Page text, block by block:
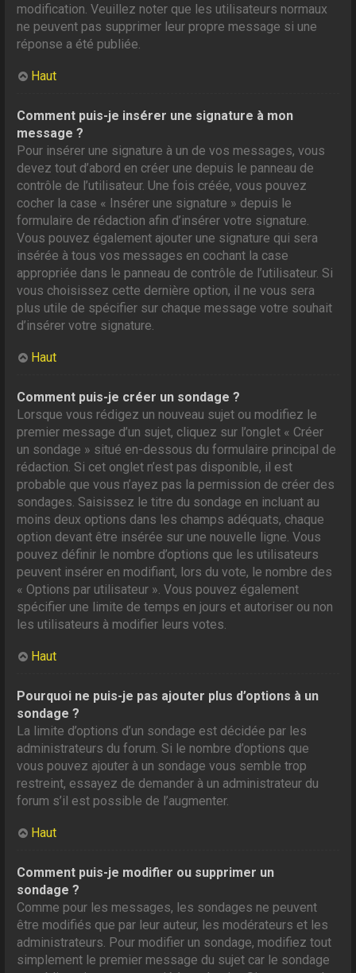
modification. Veuillez noter que les utilisateurs normaux
ne peuvent pas supprimer leur propre message si une
réponse a été publiée.
Haut
Comment puis-je insérer une signature à mon
message ?
Pour insérer une signature à un de vos messages, vous
devez tout d’abord en créer une depuis le panneau de
contrôle de l’utilisateur. Une fois créée, vous pouvez
cocher la case « Insérer une signature » depuis le
formulaire de rédaction afin d’insérer votre signature.
Vous pouvez également ajouter une signature qui sera
insérée à tous vos messages en cochant la case
appropriée dans le panneau de contrôle de l’utilisateur. Si
vous choisissez cette dernière option, il ne vous sera
plus utile de spécifier sur chaque message votre souhait
d’insérer votre signature.
Haut
Comment puis-je créer un sondage ?
Lorsque vous rédigez un nouveau sujet ou modifiez le
premier message d’un sujet, cliquez sur l’onglet « Créer
un sondage » situé en-dessous du formulaire principal de
rédaction. Si cet onglet n’est pas disponible, il est
probable que vous n’ayez pas la permission de créer des
sondages. Saisissez le titre du sondage en incluant au
moins deux options dans les champs adéquats, chaque
option devant être insérée sur une nouvelle ligne. Vous
pouvez définir le nombre d’options que les utilisateurs
peuvent insérer en modifiant, lors du vote, le nombre des
« Options par utilisateur ». Vous pouvez également
spécifier une limite de temps en jours et autoriser ou non
les utilisateurs à modifier leurs votes.
Haut
Pourquoi ne puis-je pas ajouter plus d’options à un
sondage ?
La limite d’options d’un sondage est décidée par les
administrateurs du forum. Si le nombre d’options que
vous pouvez ajouter à un sondage vous semble trop
restreint, essayez de demander à un administrateur du
forum s’il est possible de l’augmenter.
Haut
Comment puis-je modifier ou supprimer un
sondage ?
Comme pour les messages, les sondages ne peuvent
être modifiés que par leur auteur, les modérateurs et les
administrateurs. Pour modifier un sondage, modifiez tout
simplement le premier message du sujet car le sondage